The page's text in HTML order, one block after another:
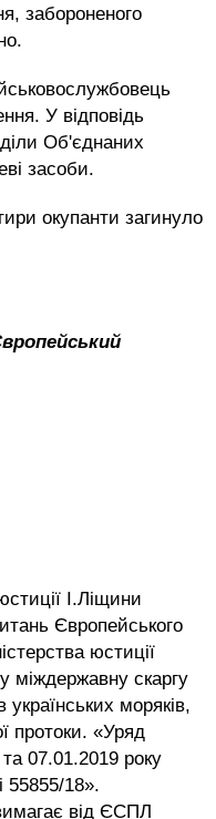
забороненого
У відповідь
Об'єднаних
засоби.
окупанти загинуло
І.Ліщини
Європейського
юстиції
міждержавну скаргу
моряків,
протоки. «Уряд
та 07.01.2019 року
55855/18».
від ЄСПЛ